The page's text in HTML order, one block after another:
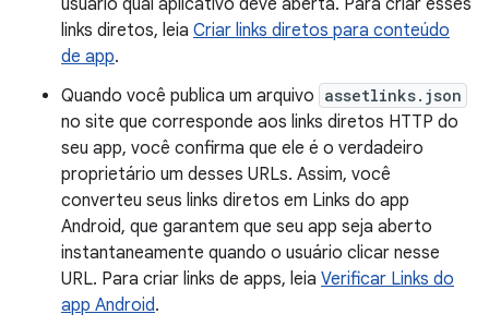
usuário qual aplicativo deve aberta. Para criar esses
links diretos, leia Criar links diretos para conteúdo
de app.
Quando você publica um arquivo assetlinks.json
no site que corresponde aos links diretos HTTP do
seu app, você confirma que ele é o verdadeiro
proprietário um desses URLs. Assim, você
converteu seus links diretos em Links do app
Android, que garantem que seu app seja aberto
instantaneamente quando o usuário clicar nesse
URL. Para criar links de apps, leia Verificar Links do
app Android.